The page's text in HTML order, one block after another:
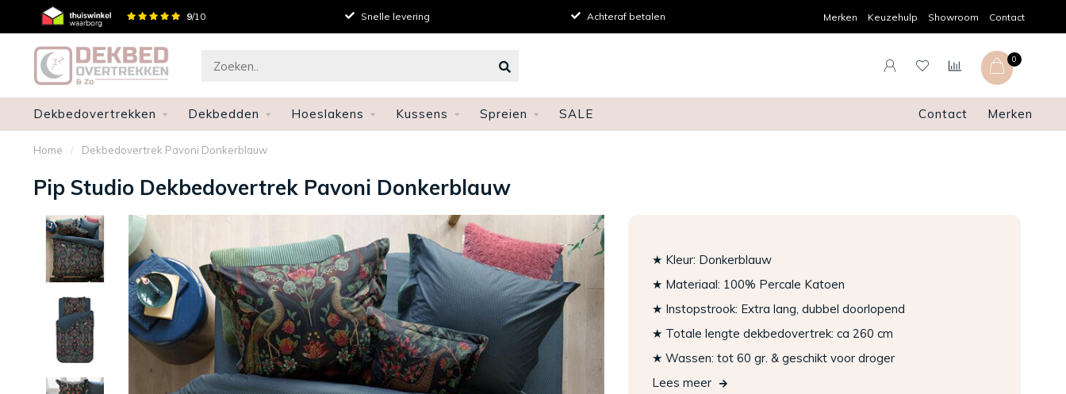
9/10
Snelle levering Achteraf betalen Persoonlijk advies Gratis verzenden en retourneren
Merken Keuzehulp Showroom Contact
0
Dekbedovertrekken Dekbedden Hoeslakens Kussens Spreien SALE Contact Merken
Home / Dekbedovertrek Pavoni Donkerblauw
Pip Studio Dekbedovertrek Pavoni Donkerblauw
★ Kleur: Donkerblauw
★ Materiaal: 100% Percale Katoen
★ Instopstrook: Extra lang, dubbel doorlopend
★ Totale lengte dekbedovertrek: ca 260 cm
★ Wassen: tot 60 gr. & geschikt voor droger
Lees meer